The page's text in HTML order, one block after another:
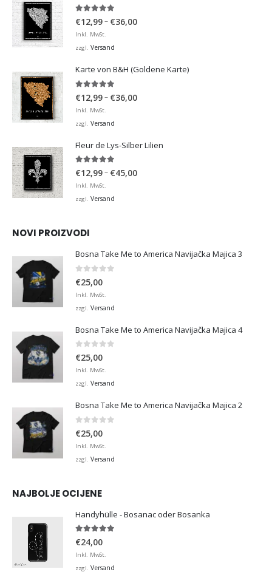
4.92 von 5
€12,99– €36,00Preisspanne:
Inkl. MwSt.
zzgl. Versand
Karte von B&H (Goldene Karte)
€12,99– €36,00Preisspanne:
Inkl. MwSt.
zzgl. Versand
Fleur de Lys-Silber Lilien
4.95von 5
€12,99– €45,00Preisspanne:
Inkl. MwSt.
zzgl. Versand
NOVI PROIZVODI
Bosna Take Me to America Navijačka Majica 3
€25,00
Inkl. MwSt.
zzgl. Versand
Bosna Take Me to America Navijačka Majica 4
0 von 5
€25,00
Inkl. MwSt.
zzgl. Versand
Bosna Take Me to America Navijačka Majica 2
€25,00
Inkl. MwSt.
zzgl. Versand
NAJBOLJE OCIJENE
Handyhülle - Bosanac oder Bosanka
5.00von 5
€24,00
Inkl. MwSt.
zzgl. Versand